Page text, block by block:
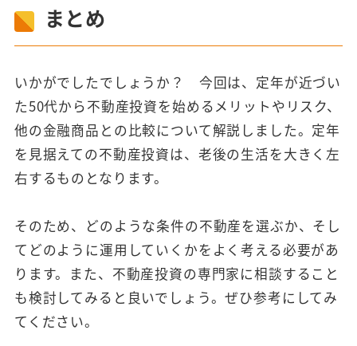
まとめ
いかがでしたでしょうか？ 今回は、定年が近づい
た50代から不動産投資を始めるメリットやリスク、
他の金融商品との比較について解説しました。定年
を見据えての不動産投資は、老後の生活を大きく左
右するものとなります。
そのため、どのような条件の不動産を選ぶか、そし
てどのように運用していくかをよく考える必要があ
ります。また、不動産投資の専門家に相談すること
も検討してみると良いでしょう。ぜひ参考にしてみ
てください。